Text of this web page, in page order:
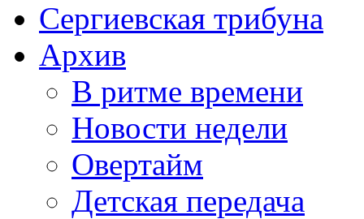
Сергиевская трибуна
Архив
В ритме времени
Новости недели
Овертайм
Детская передача